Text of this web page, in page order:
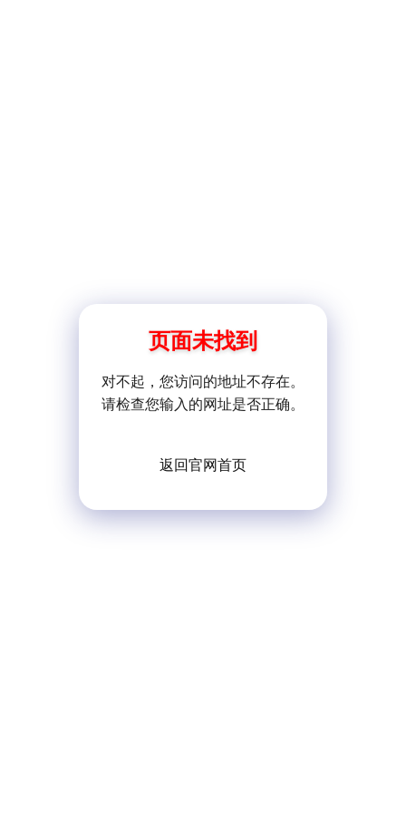
页面未找到
对不起，您访问的地址不存在。
请检查您输入的网址是否正确。
返回官网首页